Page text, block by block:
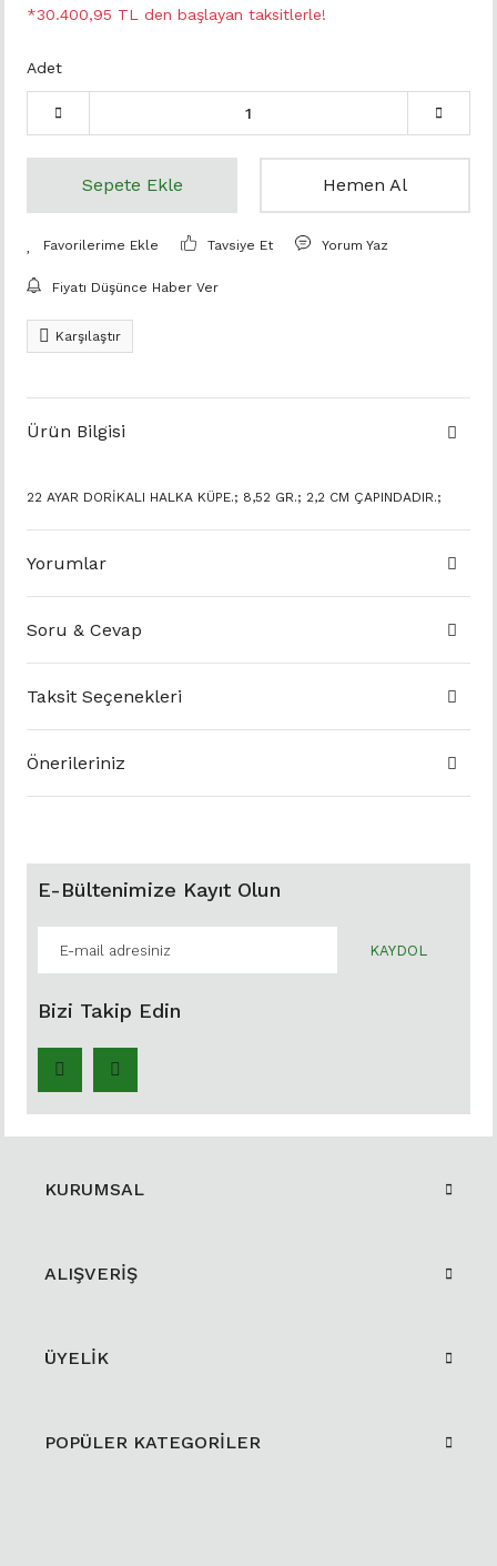
*30.400,95 TL den başlayan taksitlerle!
Adet
Sepete Ekle Hemen Al
Tavsiye Et Yorum Yaz
Fiyatı Düşünce Haber Ver
Karşılaştır
Ürün Bilgisi
22 AYAR DORİKALI HALKA KÜPE.; 8,52 GR.; 2,2 CM ÇAPINDADIR.;
Yorumlar
Soru & Cevap
Taksit Seçenekleri
Önerileriniz
E-Bültenimize Kayıt Olun
KAYDOL
Bizi Takip Edin
KURUMSAL
ALIŞVERİŞ
ÜYELİK
POPÜLER KATEGORİLER